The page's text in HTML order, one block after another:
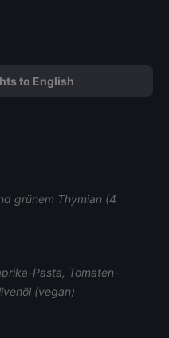
to English
grünem Thymian (4
Pasta, Tomaten-
(vegan)